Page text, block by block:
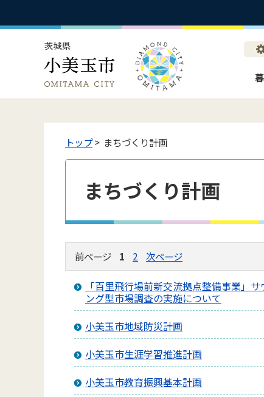
トップ> まちづくり計画
まちづくり計画
前ページ 1 2 次ページ
「百里飛行場前新交流拠点整備事業」サ
ング型市場調査の実施について
小美玉市地域防災計画
小美玉市生涯学習推進計画
小美玉市教育振興基本計画